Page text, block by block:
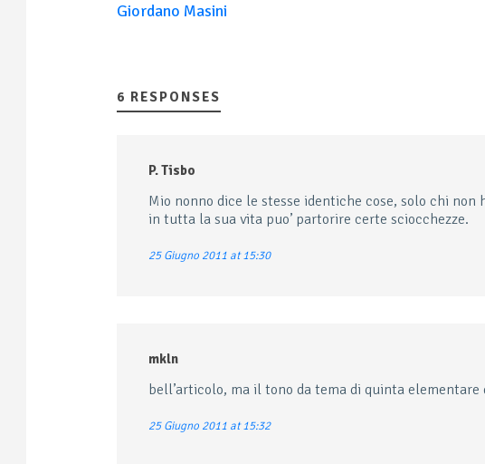
Giordano Masini
6 RESPONSES
P. Tisbo
Mio nonno dice le stesse identiche cose, solo chi
in tutta la sua vita puo’ partorire certe sciocchezze.
25 Giugno 2011 at 15:30
mkln
bell’articolo, ma il tono da tema di quinta elementare
25 Giugno 2011 at 15:32